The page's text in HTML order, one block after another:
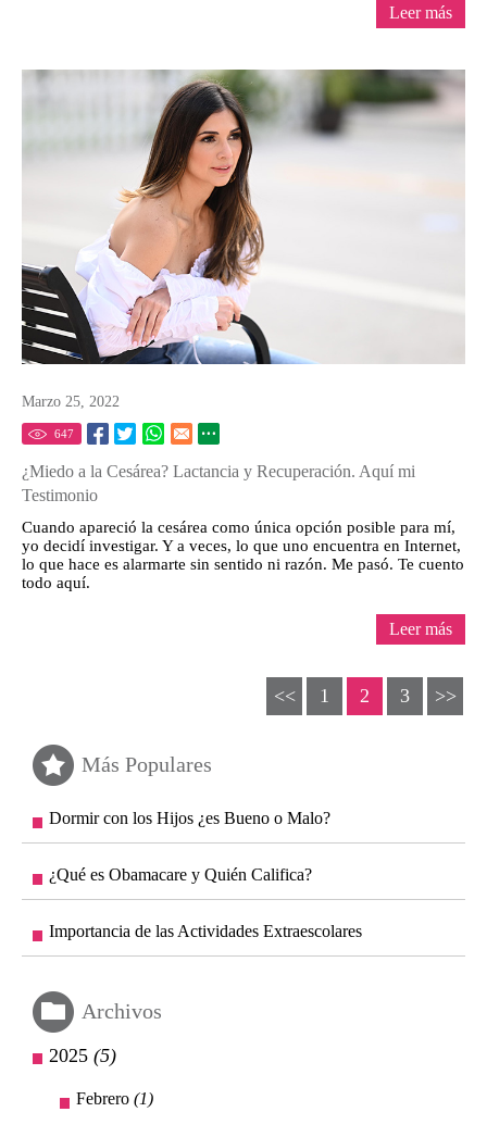
Leer más
Marzo 25, 2022
647
¿Miedo a la Cesárea? Lactancia y Recuperación. Aquí mi
Testimonio
Cuando apareció la cesárea como única opción posible para mí,
yo decidí investigar. Y a veces, lo que uno encuentra en Internet,
lo que hace es alarmarte sin sentido ni razón. Me pasó. Te cuento
todo aquí.
Leer más
<< 1 2 3 >>
Más Populares
Dormir con los Hijos ¿es Bueno o Malo?
¿Qué es Obamacare y Quién Califica?
Importancia de las Actividades Extraescolares
Archivos
2025 (5)
Febrero (1)